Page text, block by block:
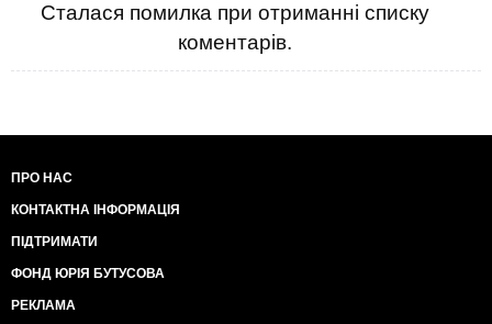
Сталася помилка при отриманні списку
коментарів.
ПРО НАС
КОНТАКТНА ІНФОРМАЦІЯ
ПІДТРИМАТИ
ФОНД ЮРІЯ БУТУСОВА
РЕКЛАМА